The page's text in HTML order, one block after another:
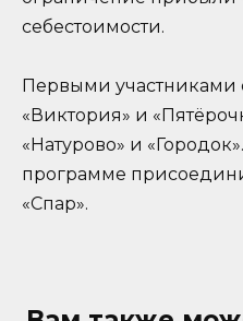
себестоимости.
Первыми участниками
«Виктория» и
«Натурово» и
программе
«Спар».